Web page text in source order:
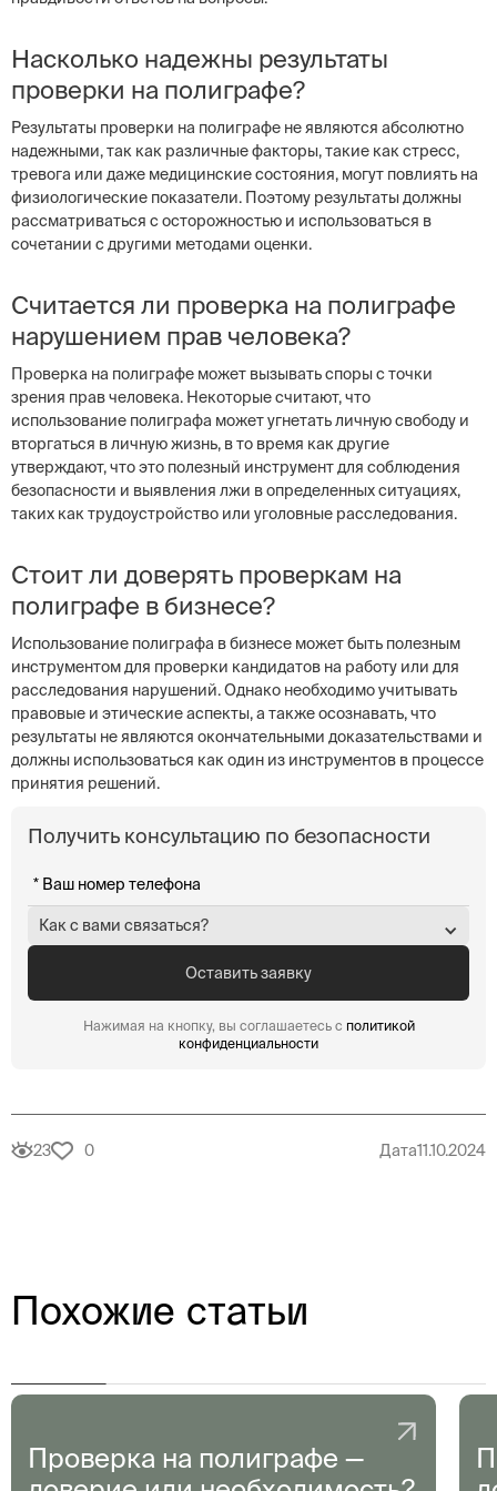
Насколько надежны результаты
проверки на полиграфе?
Результаты проверки на полиграфе не являются абсолютно
надежными, так как различные факторы, такие как стресс,
тревога или даже медицинские состояния, могут повлиять на
физиологические показатели. Поэтому результаты должны
рассматриваться с осторожностью и использоваться в
сочетании с другими методами оценки.
Считается ли проверка на полиграфе
нарушением прав человека?
Проверка на полиграфе может вызывать споры с точки
зрения прав человека. Некоторые считают, что
использование полиграфа может угнетать личную свободу и
вторгаться в личную жизнь, в то время как другие
утверждают, что это полезный инструмент для соблюдения
безопасности и выявления лжи в определенных ситуациях,
таких как трудоустройство или уголовные расследования.
Стоит ли доверять проверкам на
полиграфе в бизнесе?
Использование полиграфа в бизнесе может быть полезным
инструментом для проверки кандидатов на работу или для
расследования нарушений. Однако необходимо учитывать
правовые и этические аспекты, а также осознавать, что
результаты не являются окончательными доказательствами и
должны использоваться как один из инструментов в процессе
принятия решений.
Получить консультацию по безопасности
Как с вами связаться?
Нажимая на кнопку, вы соглашаетесь с политикой
конфиденциальности
23 0 Дата11.10.2024
Похожие статьи
Проверка на полиграфе —